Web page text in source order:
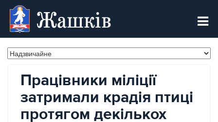
Жашків
Працівники міліції
затримали крадія птиці
протягом декількох